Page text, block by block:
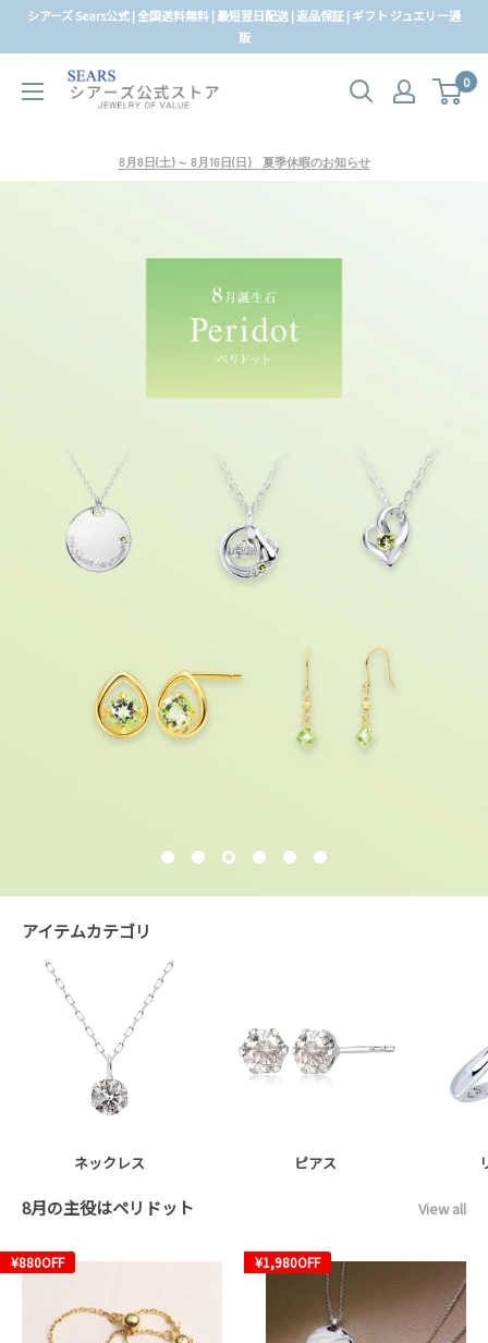
シアーズ Sears公式 | 全国送料無料 | 最短翌日配送 | 返品保証 | ギフト ジュエリー通
販
0
8月8日(土) ～ 8月16日(日) 夏季休暇のお知らせ
アイテムカテゴリ
ネックレス ピアス
8月の主役はペリドット View all
¥880OFF ¥1,980OFF